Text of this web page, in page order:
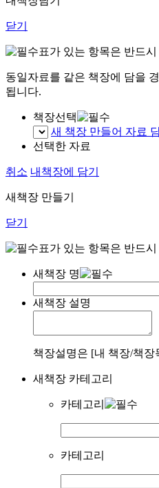
닫기
표가 있는 항목은 반드
동일자료를 같은 책장에 담을
됩니다.
책장선택
새 책장 만들어 자료 담
선택한 자료
취소 내책장에 담기
새책장 만들기
닫기
표가 있는 항목은 반드
새책장 명
새책장 설명
책장설명은 [내 책장/책
새책장 카테고리
카테고리
카테고리